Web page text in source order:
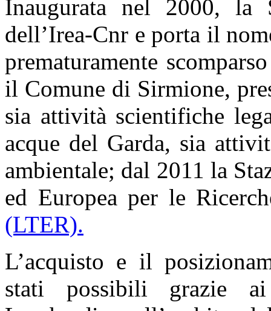
Inaugurata nel 2000, la
dell’Irea-Cnr e porta il
prematuramente
il Comune di Sirmione,
sia attività scientifiche
acque del Garda, sia
ambientale; dal 2011 la
ed Europea per le
(LTER).
L’acquisto e il
stati possibili grazie ai